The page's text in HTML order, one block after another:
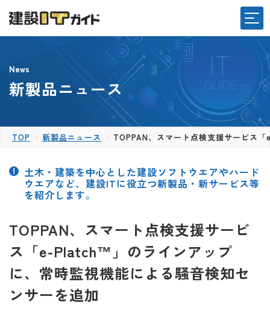
News
新製品ニュース
TOP 新製品ニュース TOPPAN、スマート点検支援サービス
土木・建築を中心とした建設ソフトウエアやハード
ウエアなど、建設ITに役立つ新製品・新サービス等
を紹介します。
TOPPAN、スマート点検支援サービ
ス「e-Platch™」のラインアップ
に、常時監視機能による騒音検知セ
ンサーを追加